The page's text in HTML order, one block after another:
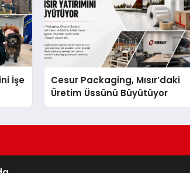
İşe
Cesur Packaging, Mısır’daki
Üretim Üssünü Büyütüyor